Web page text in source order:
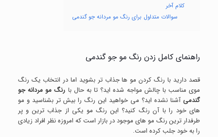
کلام آخر
سوالات متداول برای رنگ مو مردانه جو گندمی
راهنمای کامل زدن رنگ مو جو گندمی
قصد دارید با رنگ کردن مو ها جذاب تر بشوید اما در انتخاب یک رنگ
موی مناسب با چالش مواجه شده اید؟ تا به حال با رنگ مو مردانه جو
گندمی آشنا نشده اید؟ می خواهید این رنگ را بیش تر بشناسید و مو
های خود را با آن رنگ کنید؟ این رنگ مو یکی از جذاب ترین و پر
طرفدار ترین رنگ مو های موجود در بازار است که امروزه نظر افراد زیادی
را به خود جلب کرده است.